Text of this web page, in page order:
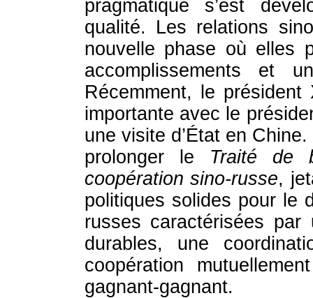
pragmatique s’est
qualité. Les relations
nouvelle phase où elles
accomplissements et
Récemment, le
importante avec le
une visite d’État en
prolonger le Traité de
coopération sino-russe,
politiques solides pour le
russes caractérisées
durables, une
coopération
gagnant-gagnant.